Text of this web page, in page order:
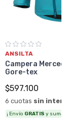
ANSILTA
Campera
Gore-tex
$597.100
6 cuotas sin
¡ Envío GRATIS y sumás